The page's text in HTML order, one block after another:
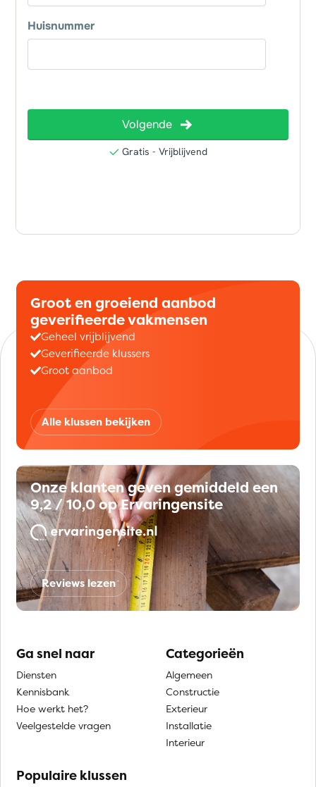
Groot en groeiend aanbod
geverifieerde vakmensen
Geheel vrijblijvend
Geverifieerde klussers
Groot aanbod
Alle klussen bekijken
Onze klanten geven gemiddeld een
9,2 / 10,0 op Ervaringensite
Reviews lezen
Ga snel naar
Diensten
Kennisbank
Hoe werkt het?
Veelgestelde vragen
Categorieën
Algemeen
Constructie
Exterieur
Installatie
Interieur
Populaire klussen